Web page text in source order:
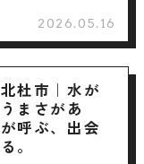
2026.05.16
杜市｜水が
まさがあ
呼ぶ、出会
。